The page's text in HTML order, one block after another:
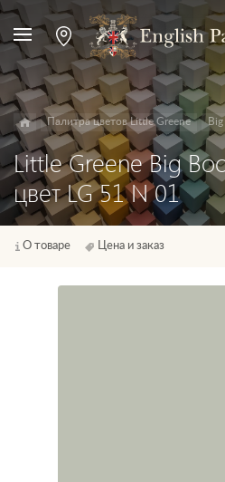
Палитра цветов Little Greene
Little Greene Big
цвет LG 51 N 01
О товаре Цена и заказ